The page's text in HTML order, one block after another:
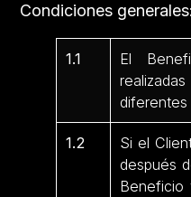
Condiciones generales:
1.1
El
diferentes
1.2
Si el
después
Beneficio